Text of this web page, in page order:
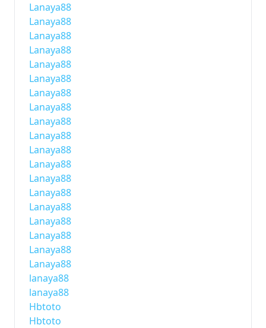
Lanaya88
Lanaya88
Lanaya88
Lanaya88
Lanaya88
Lanaya88
Lanaya88
Lanaya88
Lanaya88
Lanaya88
Lanaya88
Lanaya88
Lanaya88
Lanaya88
Lanaya88
Lanaya88
Lanaya88
Lanaya88
Lanaya88
lanaya88
lanaya88
Hbtoto
Hbtoto